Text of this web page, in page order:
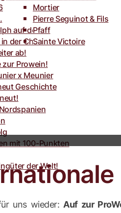
auf der weinFACH
der Champagne.
ab!
zur Prowein!
x Meunier
Geschichte
mit 100-Punkten
der Welt!
Toro
Rocca dei Forti
Villa Armellina
Mortier
Pierre Seguinot & Fils
Pfaff
Sainte Victoire
uns wieder: Auf zur